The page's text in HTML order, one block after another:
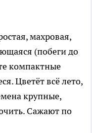
махровая,
(побеги до
компактные
Цветёт всё лето,
крупные,
Сажают по